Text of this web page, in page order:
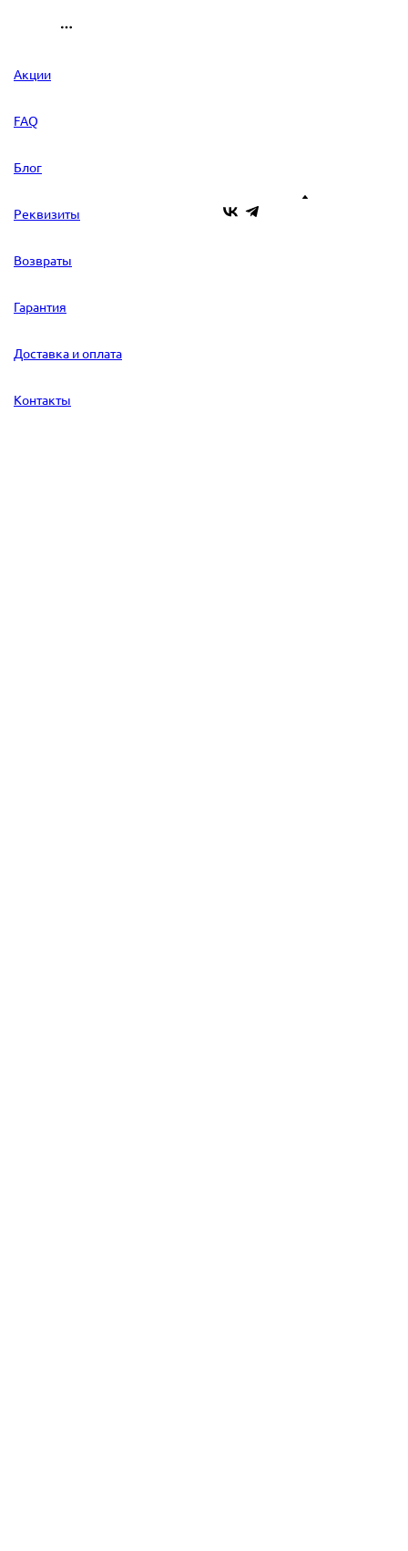
Акции
FAQ
Блог
Реквизиты
Возвраты
Гарантия
Доставка и оплата
Контакты